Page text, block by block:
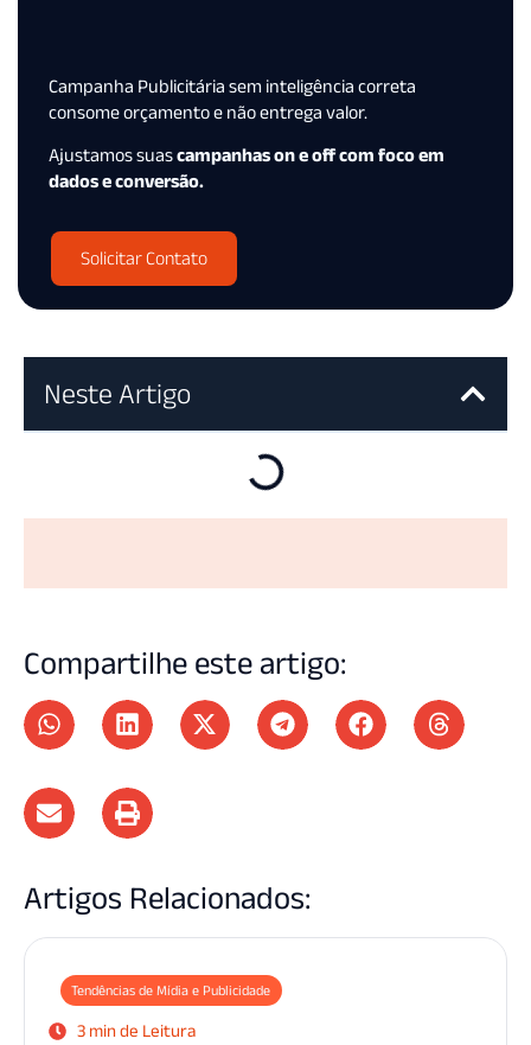
Campanha Publicitária sem inteligência correta
consome orçamento e não entrega valor.
Ajustamos suascampanhas on e off com foco em
dados e conversão.
Solicitar Contato
Neste Artigo
Compartilhe este artigo:
Artigos Relacionados:
Tendências de Mídia e Publicidade
3 min de Leitura